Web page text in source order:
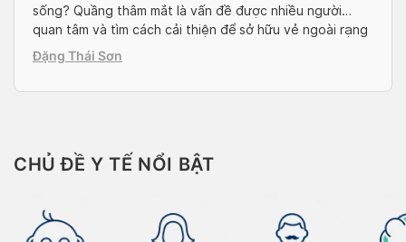
sống? Quầng thâm mắt là vấn đề được nhiều người
quan tâm và tìm cách cải thiện để sở hữu vẻ ngoài rạng
rỡ. Bài viết dưới đây sẽ chia sẻ những cách trị thâm
quầng mắt sau 1 đêm ngay tại nhà, giúp […]
Đặng Thái Sơn
CHỦ ĐỀ Y TẾ NỔI BẬT